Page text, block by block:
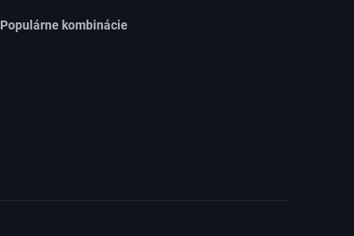
Populárne kombinácie